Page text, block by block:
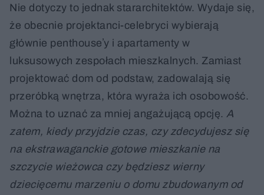
Nie dotyczy to jednak stararchitektów. Wydaje się,
że obecnie projektanci-celebryci wybierają
głównie penthouseʼy i apartamenty w
luksusowych zespołach mieszkalnych. Zamiast
projektować dom od podstaw, zadowalają się
przeróbką wnętrza, która wyraża ich osobowość.
Można to uznać za mniej angażującą opcję. A
zatem, kiedy przyjdzie czas, czy zdecydujesz się
na ekstrawaganckie gotowe mieszkanie na
szczycie wieżowca czy będziesz wierny
dziecięcemu marzeniu o domu zbudowanym od